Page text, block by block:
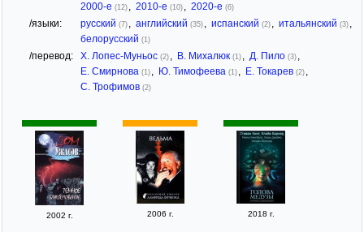
2000-е (12) , 2010-е (10) , 2020-е (6)
/языки: русский (7) , английский (35) , испанский (2) , итальянский (3) ,
белорусский (1)
/перевод: Х. Лопес-Муньос (2) , В. Михалюк (1) , Д. Пило (3) ,
Е. Смирнова (1) , Ю. Тимофеева (1) , Е. Токарев (2) ,
С. Трофимов (2)
2002 г. 2006 г. 2018 г.